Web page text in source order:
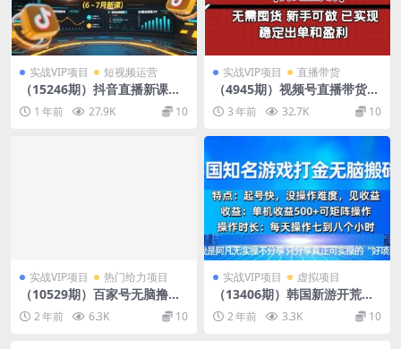
实战VIP项目 短视频运营
（15246期）抖音直播新课上
线，千川+自然流破圈，主播
运营能力7天速成 (6-7月新课)
1 年前 27.9K 10
实战VIP项目 直播带货
（4945期）视频号直播带货特
训营（第五期）无需囤货 新手
可做 已实现稳定出单和盈利
3 年前 32.7K 10
实战VIP项目 热门给力项目
（10529期）百家号无脑撸金
新模式，傻瓜式操作，单人月
入1-3万！团队放大收益无上
2 年前 6.3K 10
实战VIP项目 虚拟项目
（13406期）韩国新游开荒无
脑搬砖单机收益500，起号
快，没操作难度
2 年前 3.3K 10